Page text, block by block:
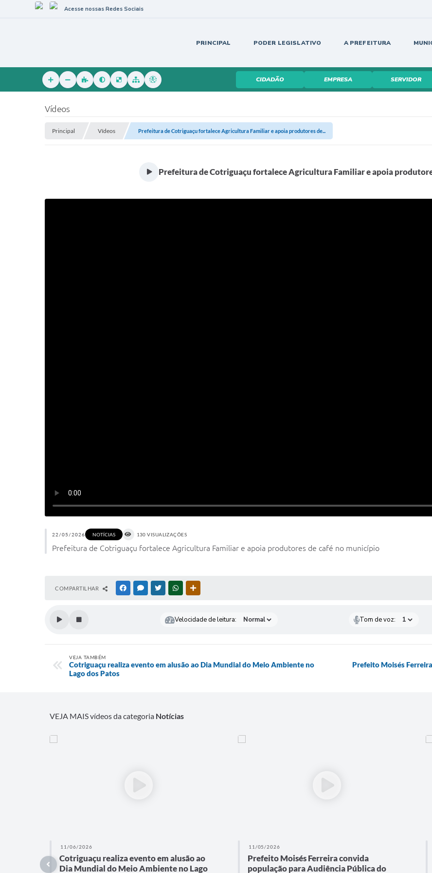
Acesse nossas Redes Sociais
PRINCIPAL PODER LEGISLATIVO A PREFEITURA
CIDADÃO EMPRESA SERVIDOR
Vídeos
Principal Vídeos Prefeitura de Cotriguaçu fortalece Agricultura Familiar e apoia produtores de...
Prefeitura de Cotriguaçu fortalece Agricultura Familiar e apoia
22/05/2026 NOTÍCIAS 130 VISUALIZAÇÕES
Prefeitura de Cotriguaçu fortalece Agricultura Familiar e apoia produtores de café no município
COMPARTILHAR FACEBOOKMESSENGER
TWITTERWHATSAPP
Velocidade de leitura: Tom de voz:
VEJA TAMBÉM
Cotriguaçu realiza evento em alusão ao Dia Mundial do Meio Ambiente no
Lago dos Patos
Prefeito Moisés
VEJA MAIS vídeos da categoria Notícias
11/06/2026
Cotriguaçu realiza evento em alusão ao
Dia Mundial do Meio Ambiente no Lago
11/05/2026
Prefeito Moisés Ferreira convida
população para Audiência Pública do